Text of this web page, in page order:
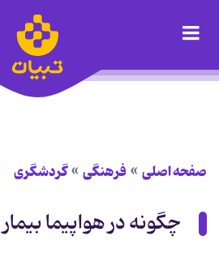
صفحه اصلی فرهنگی گردشگری
چگونه ‌در ‌هواپيما